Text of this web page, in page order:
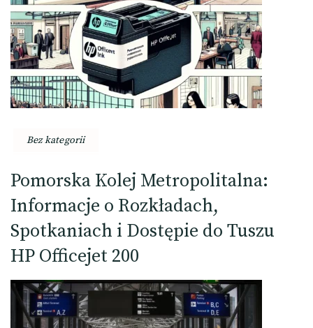
Bez kategorii
Pomorska Kolej Metropolitalna:
Informacje o Rozkładach,
Spotkaniach i Dostępie do Tuszu
HP Officejet 200